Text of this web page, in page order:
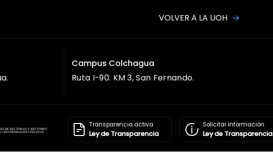
VOLVER A LA UOH
Campus Colchagua
Ruta I-90. KM 3, San Fernando.
Transparencia activa
Ley de Transparencia
Solicitar información
Ley de Transparencia